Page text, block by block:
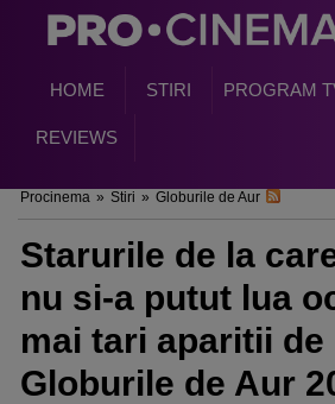
HOME STIRI PROGRAM
REVIEWS
Procinema » Stiri » Globurile de Aur
Starurile de la
nu si-a putut lua
mai tari aparitii de
Globurile de Aur